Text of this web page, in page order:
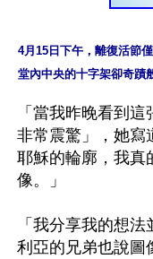
4月15日下午，離復活節
堂內中央的十字架卻奇蹟
「當我昨晚看到
非常震驚」，她寫
耶穌的輪廓，我真
像。」
「我分享我的想
利亞的兄弟也說圖